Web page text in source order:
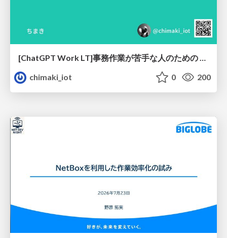
[ChatGPT Work LT]事務作業が苦手な人のための バックオフィスの「半」自動化
chimaki_iot
0 200